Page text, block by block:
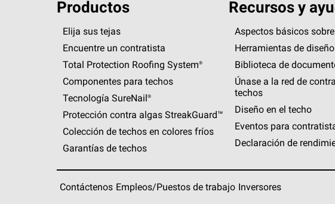
Productos
Elija sus tejas
Encuentre un contratista
Total Protection Roofing System®
Componentes para techos
Tecnología SureNail®
Protección contra algas StreakGuard™
Colección de techos en colores fríos
Garantías de techos
Recursos y
Aspectos básicos
Herramientas de
Biblioteca de
Únase a la red de
techos
Diseño en el techo
Eventos para
Declaración de
Contáctenos Empleos/Puestos de trabajo Inversores